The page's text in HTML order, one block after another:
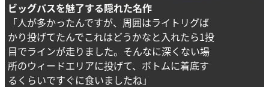
ビッグバスを魅了する隠れた名作
「人が多かったんですが、周囲はライトリグば
かり投げてたんでこれはどうかなと入れたら1投
目でラインが走りました。そんなに深くない場
所のウィードエリアに投げて、ボトムに着底す
るくらいですぐに食いましたね」